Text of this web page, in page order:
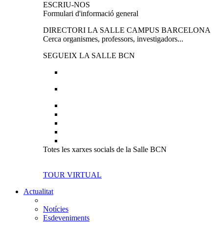
ESCRIU-NOS
Formulari d'informació general
DIRECTORI LA SALLE CAMPUS BARCELONA
Cerca organismes, professors, investigadors...
SEGUEIX LA SALLE BCN
Totes les xarxes socials de la Salle BCN
TOUR VIRTUAL
Actualitat
Notícies
Esdeveniments